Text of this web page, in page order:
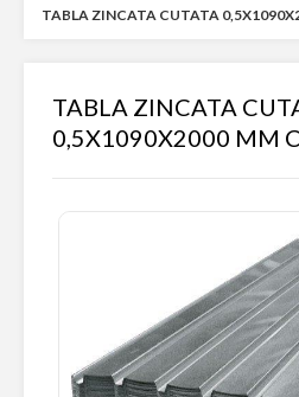
TABLA ZINCATA CUTATA
TABLA ZINCATA
0,5X1090X2000 MM